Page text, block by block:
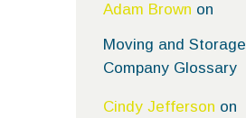
Adam Brown on
Moving and Storage
Company Glossary
Cindy Jefferson on